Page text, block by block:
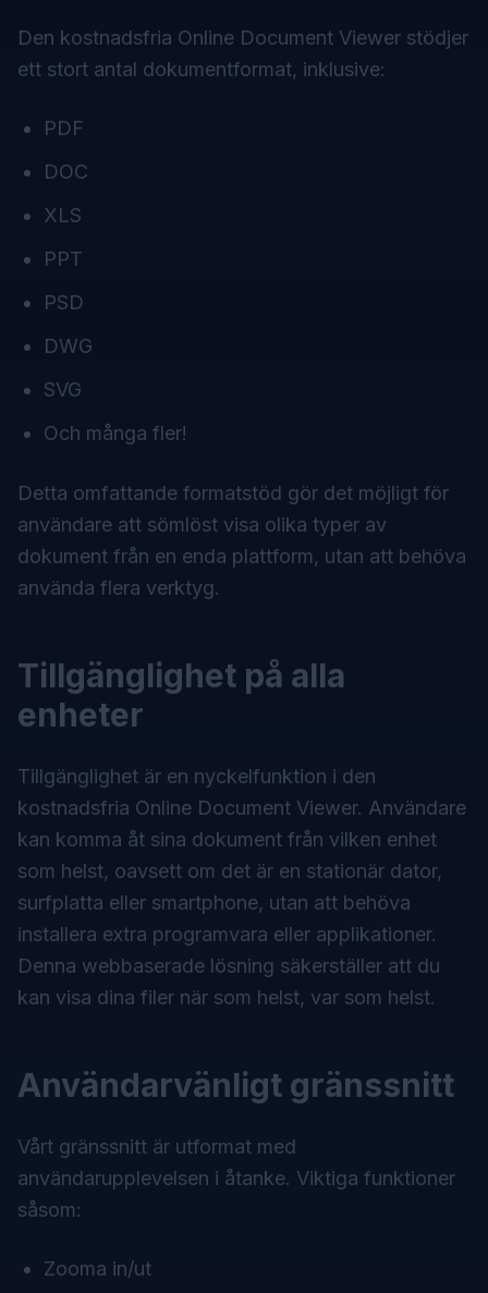
Den kostnadsfria Online Document Viewer stödjer
ett stort antal dokumentformat, inklusive:
PDF
DOC
XLS
PPT
PSD
DWG
SVG
Och många fler!
Detta omfattande formatstöd gör det möjligt för
användare att sömlöst visa olika typer av
dokument från en enda plattform, utan att behöva
använda flera verktyg.
Tillgänglighet på alla
enheter
Tillgänglighet är en nyckelfunktion i den
kostnadsfria Online Document Viewer. Användare
kan komma åt sina dokument från vilken enhet
som helst, oavsett om det är en stationär dator,
surfplatta eller smartphone, utan att behöva
installera extra programvara eller applikationer.
Denna webbaserade lösning säkerställer att du
kan visa dina filer när som helst, var som helst.
Användarvänligt gränssnitt
Vårt gränssnitt är utformat med
användarupplevelsen i åtanke. Viktiga funktioner
såsom:
Zooma in/ut